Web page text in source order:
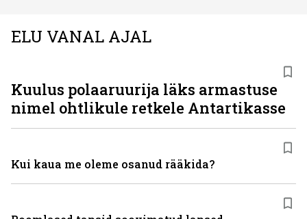
ELU VANAL AJAL
Kuulus polaaruurija läks armastuse
nimel ohtlikule retkele Antartikasse
Kui kaua me oleme osanud rääkida?